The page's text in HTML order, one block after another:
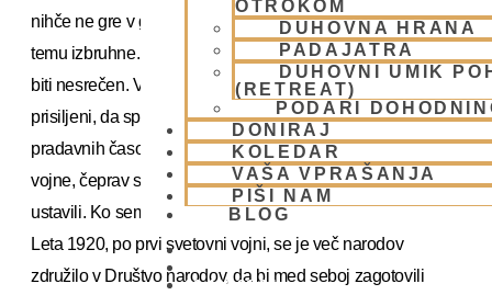
OTROKOM
DUHOVNA HRANA
PADAJATRA
DUHOVNI UMIK
(RETREAT)
PODARI
DONIRAJ
KOLEDAR
VAŠA VPRAŠANJA
PIŠI NAM
BLOG
01 431 21 24
nihče ne gre v gozd, da bi zanetil požar, vendar požar kljub
temu izbruhne. Prav tako nihče v materialnem svetu ne želi
biti nesrečen. Vsi poskušamo biti srečni, vendar smo
prisiljeni, da sprejmemo nesrečo. V materialnem svetu od
pradavnih časov pa do danes potekajo vojne, svetovne
vojne, čeprav so si ljudje izmislili različne načine, da bi jih
ustavili. Ko sem bil mlad, je obstajalo Društvo narodov.
Leta 1920, po prvi svetovni vojni, se je več narodov
združilo v Društvo narodov, da bi med seboj zagotovili